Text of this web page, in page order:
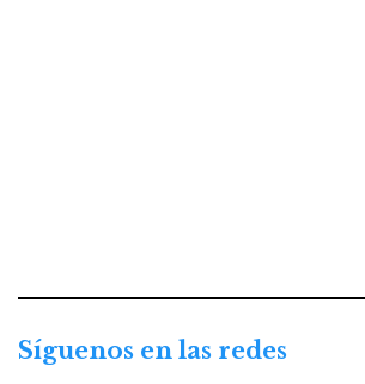
Síguenos en las redes